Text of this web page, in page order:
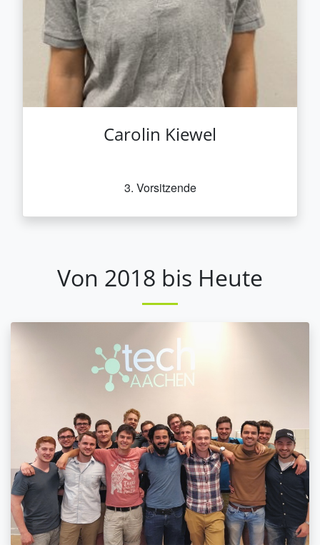
Carolin Kiewel
3. Vorsitzende
Von 2018 bis Heute